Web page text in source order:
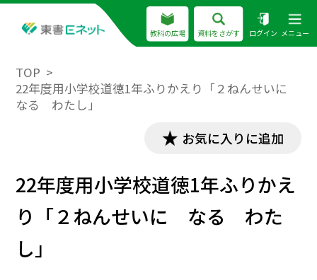
教科の広場 資料をさがす ログイン メニュー
TOP
22年度用小学校道徳1年ふりかえり「２ねんせいに
なる わたし」
お気に入りに追加
22年度用小学校道徳1年ふりかえ
り「２ねんせいに なる わた
し」